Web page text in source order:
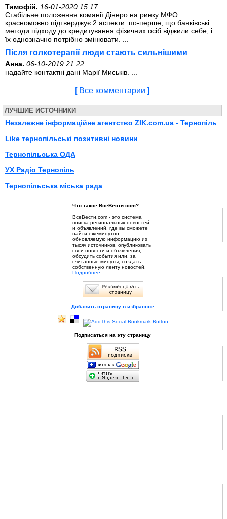
Тимофій. 16-01-2020 15:17
Стабільне положення команії Дінеро на ринку МФО
красномовно підтверджує 2 аспекти: по-перше, що банківські
методи підходу до кредитування фізичних осіб віджили себе, і
їх однозначно потрібно змінювати. ...
Після голкотерапії люди стають сильнішими
Анна. 06-10-2019 21:22
надайте контактні дані Марії Миськів. ...
[ Все комментарии ]
ЛУЧШИЕ ИСТОЧНИКИ
Незалежне інформаційне агентство ZIK.com.ua - Тернопіль
Like тернопільські позитивні новини
Тернопільська ОДА
УХ Радіо Тернопіль
Тернопільська міська рада
Что такое ВсеВести.com?
ВсеВести.com - это система
поиска региональных новостей
и объявлений, где вы сможете
найти ежеминутно
обновляемую информацию из
тысяч источников, опубликовать
свои новости и объявления,
обсудить события или, за
считанные минуты, создать
собственную ленту новостей.
Подробнее...
Добавить страницу в избранное
Подписаться на эту страницу